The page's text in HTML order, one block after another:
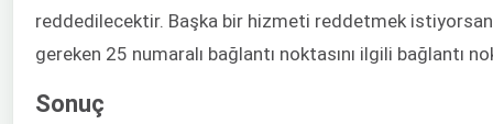
reddedilecektir. Başka bir hizmeti reddetmek
gereken 25 numaralı bağlantı noktasını ilgili bağlantı
Sonuç